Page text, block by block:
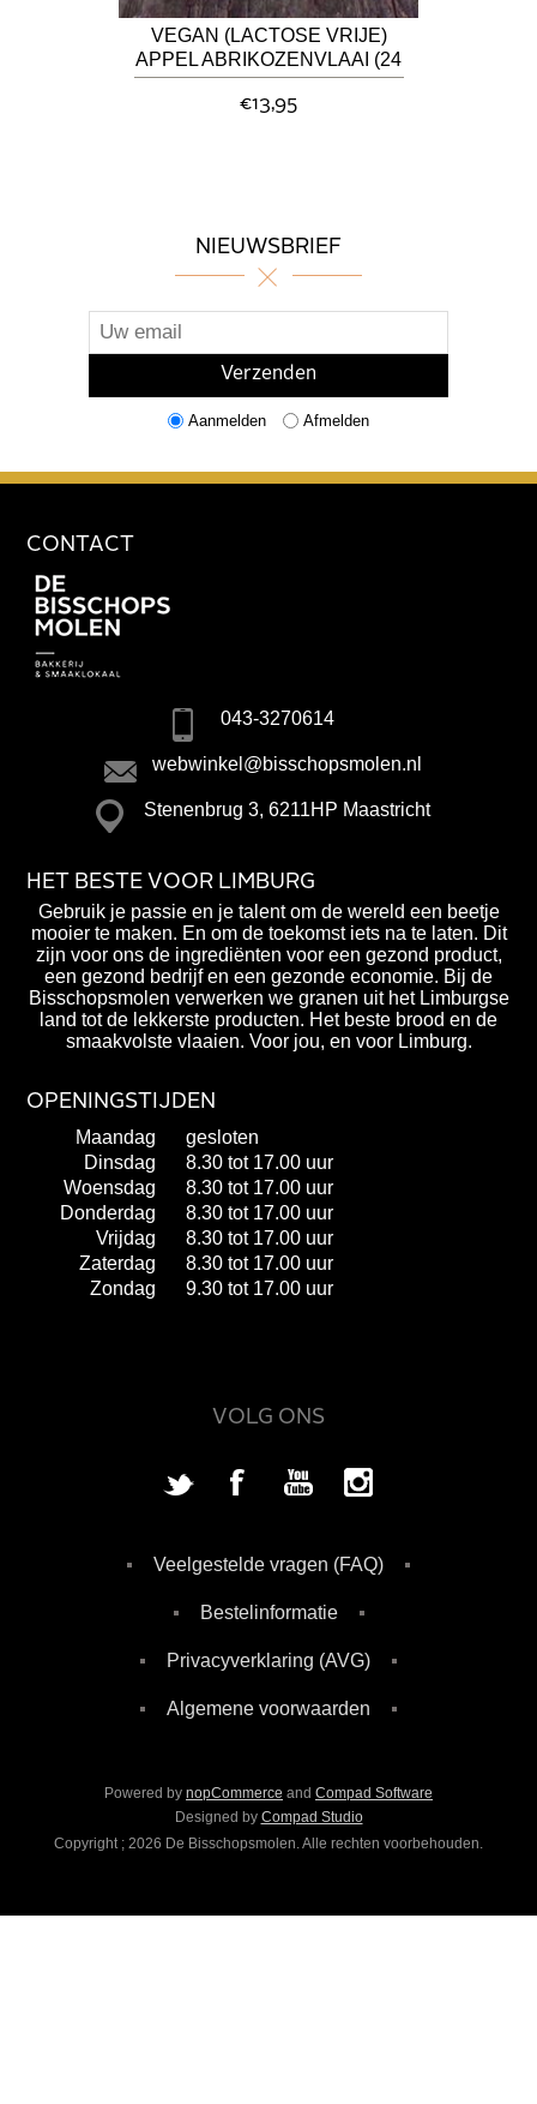
VEGAN (LACTOSE VRIJE)
APPEL ABRIKOZENVLAAI (24
CM)
€13,95
NIEUWSBRIEF
Aanmelden Afmelden
CONTACT
043-3270614
webwinkel@bisschopsmolen.nl
Stenenbrug 3, 6211HP Maastricht
HET BESTE VOOR LIMBURG
Gebruik je passie en je talent om de wereld een beetje
mooier te maken. En om de toekomst iets na te laten. Dit
zijn voor ons de ingrediënten voor een gezond product,
een gezond bedrijf en een gezonde economie. Bij de
Bisschopsmolen verwerken we granen uit het Limburgse
land tot de lekkerste producten. Het beste brood en de
smaakvolste vlaaien. Voor jou, en voor Limburg.
OPENINGSTIJDEN
Maandag
gesloten
Dinsdag
8.30 tot 17.00 uur
Woensdag
8.30 tot 17.00 uur
Donderdag
8.30 tot 17.00 uur
Vrijdag
8.30 tot 17.00 uur
Zaterdag
8.30 tot 17.00 uur
Zondag
9.30 tot 17.00 uur
VOLG ONS
Veelgestelde vragen (FAQ)
Bestelinformatie
Privacyverklaring (AVG)
Algemene voorwaarden
Powered by nopCommerce and Compad Software
Designed by Compad Studio
Copyright ; 2026 De Bisschopsmolen. Alle rechten voorbehouden.